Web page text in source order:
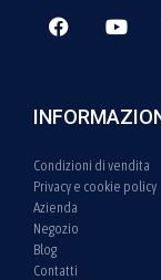
Condizioni di vendita
Privacy e cookie policy
Azienda
Negozio
Blog
Contatti